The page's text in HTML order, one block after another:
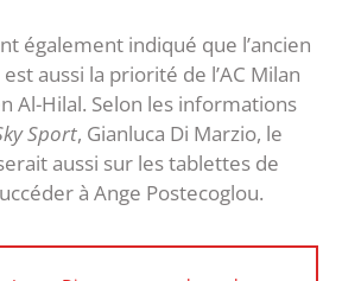
également indiqué que l’ancien
aussi la priorité de l’AC Milan
Al-Hilal. Selon les informations
Sport, Gianluca Di Marzio, le
aussi sur les tablettes de
à Ange Postecoglou.